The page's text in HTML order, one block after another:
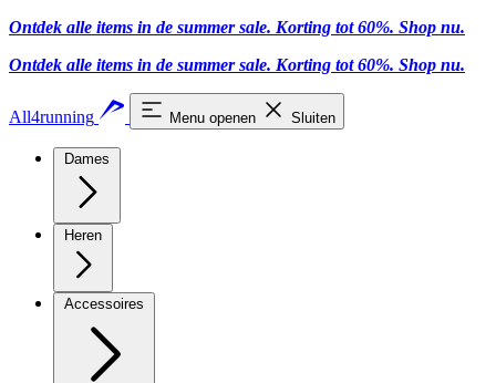
Ontdek alle items in de summer sale. Korting tot 60%. Shop nu.
Ontdek alle items in de summer sale. Korting tot 60%. Shop nu.
All4running Menu openen Sluiten
Dames
Heren
Accessoires